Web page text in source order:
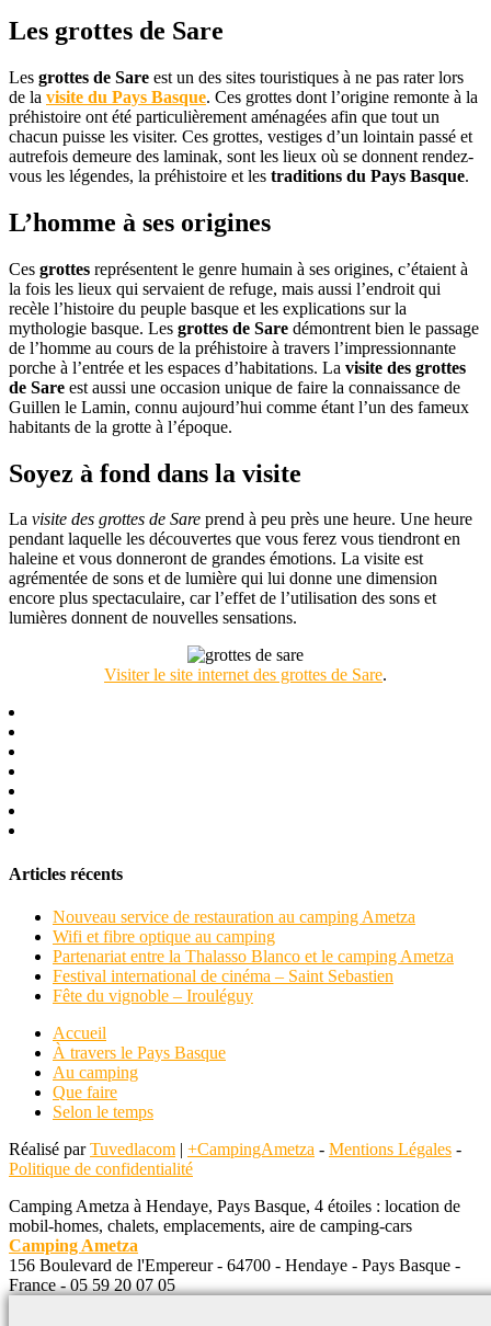
Les grottes de Sare
Les grottes de Sare est un des sites touristiques à ne pas rater lors
de la visite du Pays Basque. Ces grottes dont l’origine remonte à la
préhistoire ont été particulièrement aménagées afin que tout un
chacun puisse les visiter. Ces grottes, vestiges d’un lointain passé et
autrefois demeure des laminak, sont les lieux où se donnent rendez-
vous les légendes, la préhistoire et les traditions du Pays Basque.
L’homme à ses origines
Ces grottes représentent le genre humain à ses origines, c’étaient à
la fois les lieux qui servaient de refuge, mais aussi l’endroit qui
recèle l’histoire du peuple basque et les explications sur la
mythologie basque. Les grottes de Sare démontrent bien le passage
de l’homme au cours de la préhistoire à travers l’impressionnante
porche à l’entrée et les espaces d’habitations. La visite des grottes
de Sare est aussi une occasion unique de faire la connaissance de
Guillen le Lamin, connu aujourd’hui comme étant l’un des fameux
habitants de la grotte à l’époque.
Soyez à fond dans la visite
La visite des grottes de Sare prend à peu près une heure. Une heure
pendant laquelle les découvertes que vous ferez vous tiendront en
haleine et vous donneront de grandes émotions. La visite est
agrémentée de sons et de lumière qui lui donne une dimension
encore plus spectaculaire, car l’effet de l’utilisation des sons et
lumières donnent de nouvelles sensations.
Visiter le site internet des grottes de Sare.
Articles récents
Nouveau service de restauration au camping Ametza
Wifi et fibre optique au camping
Partenariat entre la Thalasso Blanco et le camping Ametza
Festival international de cinéma – Saint Sebastien
Fête du vignoble – Irouléguy
Accueil
À travers le Pays Basque
Au camping
Que faire
Selon le temps
Réalisé parTuvedlacom | +CampingAmetza - Mentions Légales -
Politique de confidentialité
Camping Ametza à Hendaye, Pays Basque, 4 étoiles : location de
mobil-homes, chalets, emplacements, aire de camping-cars
Camping Ametza
156 Boulevard de l'Empereur- 64700 - Hendaye - Pays Basque -
France-05 59 20 07 05